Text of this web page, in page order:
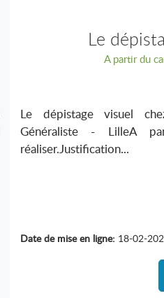
Le
A partir du
Le dépistage visuel
Généraliste - LilleA
réaliser.Justification...
Date de mise en ligne: 18-02-